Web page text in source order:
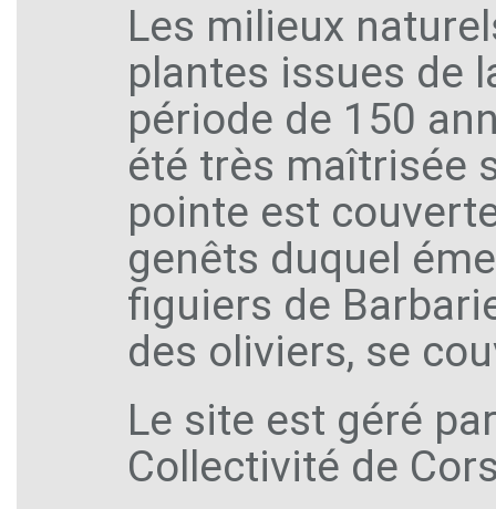
Les milieux
plantes issues de
période de 150
été très maîtrisée
pointe est
genêts duquel
figuiers de
des oliviers, se
Le site est géré
Collectivité de